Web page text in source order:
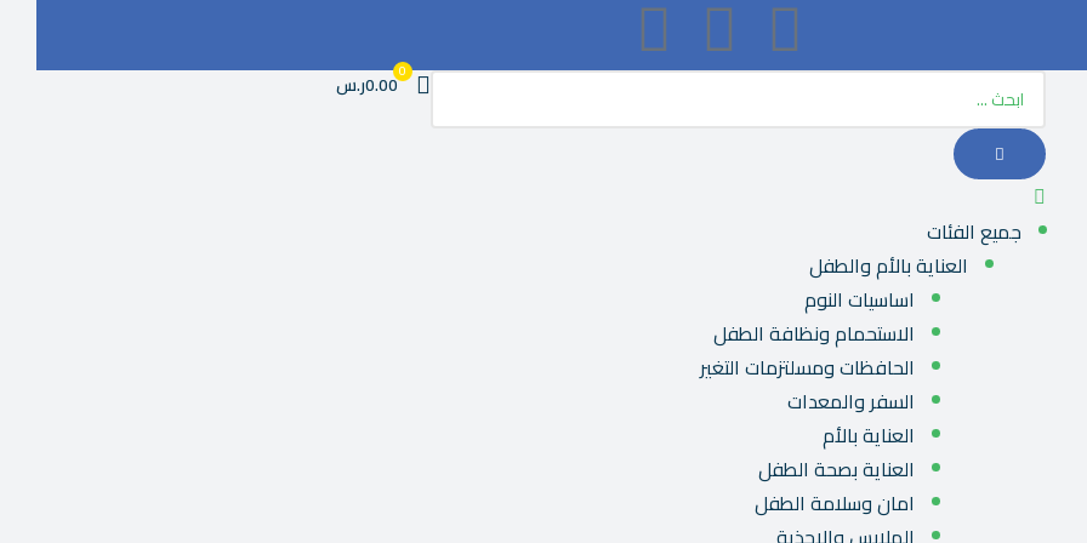
00.00ر.س
جميع الفئات
العناية بالأم والطفل
اساسيات النوم
الاستحمام ونظافة الطفل
الحافظات ومسلتزمات التغير
السفر والمعدات
العناية بالأم
العناية بصحة الطفل
امان وسلامة الطفل